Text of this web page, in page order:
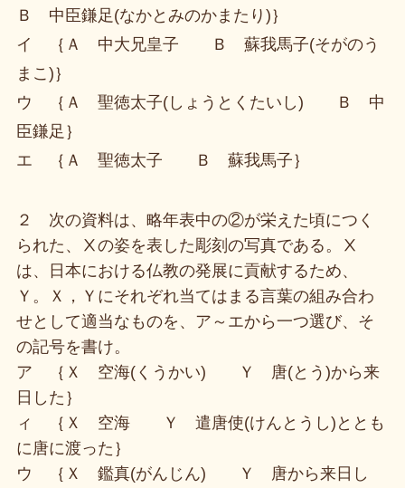
Ｂ 中臣鎌足(なかとみのかまたり)｝
イ ｛Ａ 中大兄皇子 Ｂ 蘇我馬子(そがのう
まこ)｝
ウ ｛Ａ 聖徳太子(しょうとくたいし) Ｂ 中
臣鎌足｝
エ ｛Ａ 聖徳太子 Ｂ 蘇我馬子｝
２ 次の資料は、略年表中の②が栄えた頃につく
られた、Ⅹの姿を表した彫刻の写真である。Ⅹ
は、日本における仏教の発展に貢献するため、
Ｙ。Ｘ，Ｙにそれぞれ当てはまる言葉の組み合わ
せとして適当なものを、ア～エから一つ選び、そ
の記号を書け。
ア ｛Ｘ 空海(くうかい) Ｙ 唐(とう)から来
日した｝
ィ ｛Ｘ 空海 Ｙ 遣唐使(けんとうし)ととも
に唐に渡った｝
ウ ｛Ｘ 鑑真(がんじん) Ｙ 唐から来日し